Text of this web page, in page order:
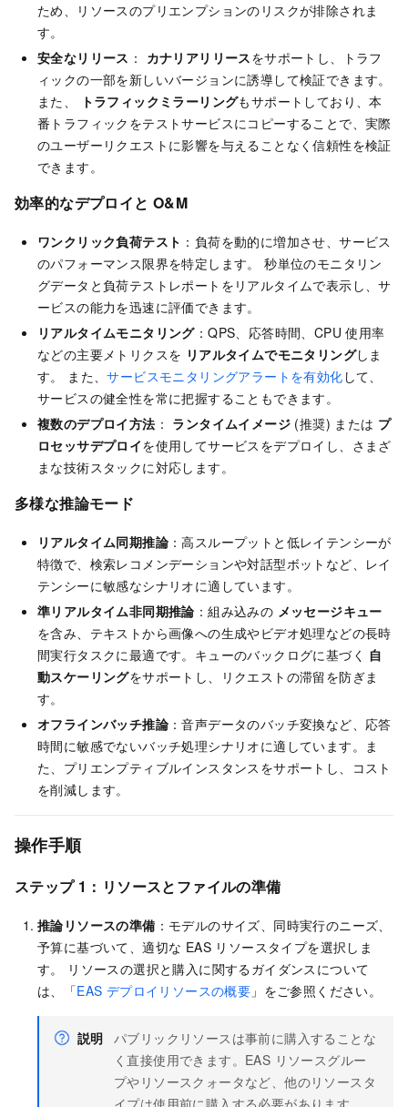
ため、リソースのプリエンプションのリスクが排除されま
す。
安全なリリース ： カナリアリリースをサポートし、トラフ
ィックの一部を新しいバージョンに誘導して検証できます。
また、
トラフィックミラーリングもサポートしており、本
番トラフィックをテストサービスにコピーすることで、実際
のユーザーリクエストに影響を与えることなく信頼性を検証
できます。
効率的なデプロイと O&M
ワンクリック負荷テスト ：負荷を動的に増加させ、サービス
のパフォーマンス限界を特定します。 秒単位のモニタリン
グデータと負荷テストレポートをリアルタイムで表示し、サ
ービスの能力を迅速に評価できます。
リアルタイムモニタリング：QPS、応答時間、CPU 使用率
などの主要メトリクスを リアルタイムでモニタリングしま
す。 また、サービスモニタリングアラートを有効化 して、
サービスの健全性を常に把握することもできます。
複数のデプロイ方法 ： ランタイムイメージ (推奨) または プ
ロセッサデプロイを使用してサービスをデプロイし、さまざ
まな技術スタックに対応します。
多様な推論モード
リアルタイム同期推論 ：高スループットと低レイテンシーが
特徴で、検索レコメンデーションや対話型ボットなど、レイ
テンシーに敏感なシナリオに適しています。
準リアルタイム非同期推論 ：組み込みの メッセージキュー
を含み、テキストから画像への生成やビデオ処理などの長時
間実行タスクに最適です。キューのバックログに基づく 自
動スケーリングをサポートし、リクエストの滞留を防ぎま
す。
オフラインバッチ推論 ：音声データのバッチ変換など、応答
時間に敏感でないバッチ処理シナリオに適しています。ま
た、プリエンプティブルインスタンスをサポートし、コスト
を削減します。
操作手順
ステップ 1：リソースとファイルの準備
推論リソースの準備 ：モデルのサイズ、同時実行のニーズ、
予算に基づいて、適切な EAS リソースタイプを選択しま
す。 リソースの選択と購入に関するガイダンスについて
は、「EAS デプロイリソースの概要 」をご参照ください。
説明 パブリックリソースは事前に購入することな
く直接使用できます。EAS リソースグルー
プやリソースクォータなど、他のリソースタ
イプは使用前に購入する必要があります。